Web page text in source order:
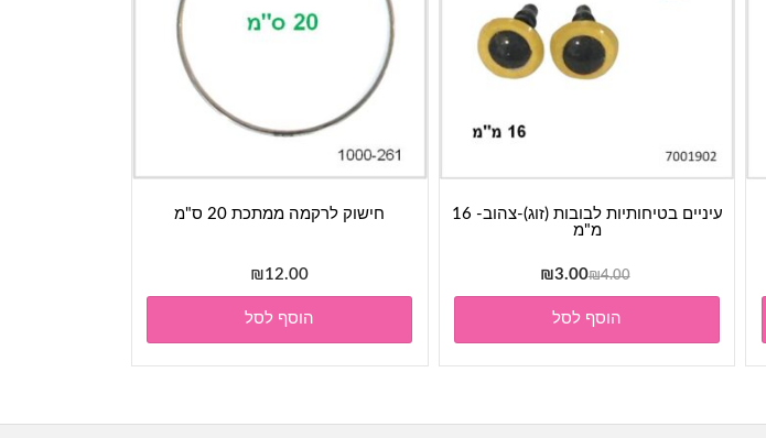
חישוק לרקמה ממתכת 20 ס"מ
₪12.00
הוסף לסל
עיניים בטיחותיות לבובות (זוג)-צהוב- 16
מ"מ
₪4.00
המחיר
המקורי
היה:
₪4.00.
₪3.00
הנוכחי
₪3.00.
הוסף לסל